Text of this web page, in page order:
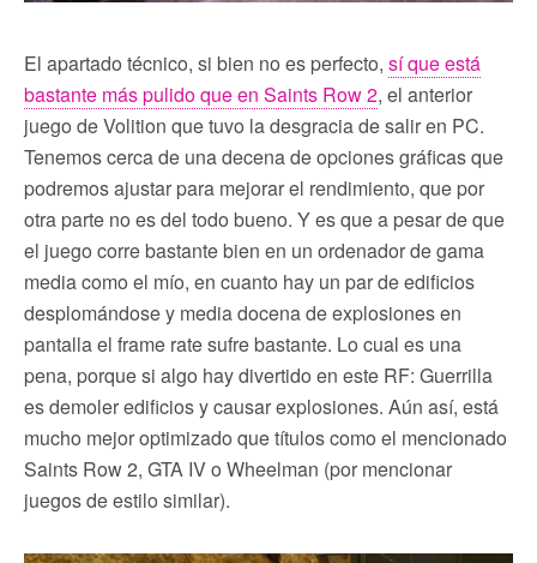
El apartado técnico, si bien no es perfecto, sí que está
bastante más pulido que en Saints Row 2, el anterior
juego de Volition que tuvo la desgracia de salir en PC.
Tenemos cerca de una decena de opciones gráficas que
podremos ajustar para mejorar el rendimiento, que por
otra parte no es del todo bueno. Y es que a pesar de que
el juego corre bastante bien en un ordenador de gama
media como el mío, en cuanto hay un par de edificios
desplomándose y media docena de explosiones en
pantalla el frame rate sufre bastante. Lo cual es una
pena, porque si algo hay divertido en este RF: Guerrilla
es demoler edificios y causar explosiones. Aún así, está
mucho mejor optimizado que títulos como el mencionado
Saints Row 2, GTA IV o Wheelman (por mencionar
juegos de estilo similar).